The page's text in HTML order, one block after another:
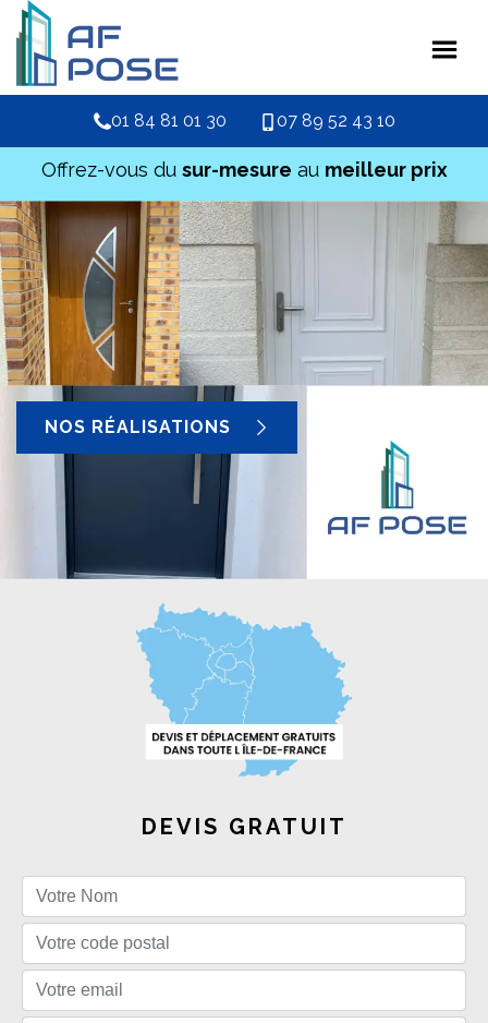
01 84 81 01 30 07 89 52 43 10
Offrez-vous du sur-mesure au meilleur prix
NOS RÉALISATIONS
DEVIS GRATUIT